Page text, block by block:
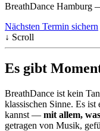
BreathDance Hamburg
Nächsten Termin sichern
↓ Scroll
Es gibt
BreathDance ist kein
klassischen Sinne. Es
kannst — mit allem,
getragen von Musik,